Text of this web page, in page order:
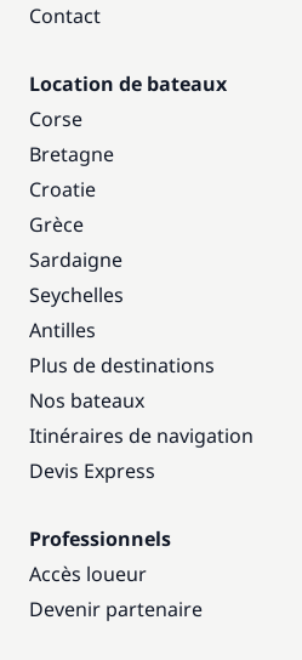
Contact
Location de bateaux
Corse
Bretagne
Croatie
Grèce
Sardaigne
Seychelles
Antilles
Plus de destinations
Nos bateaux
Itinéraires de navigation
Devis Express
Professionnels
Accès loueur
Devenir partenaire